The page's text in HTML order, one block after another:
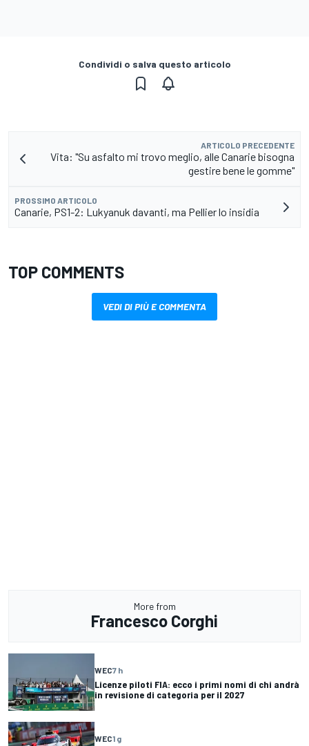
Condividi o salva questo articolo
ARTICOLO PRECEDENTE
Vita: "Su asfalto mi trovo meglio, alle Canarie bisogna
gestire bene le gomme"
PROSSIMO ARTICOLO
Canarie, PS1-2: Lukyanuk davanti, ma Pellier lo insidia
TOP COMMENTS
VEDI DI PIÙ E COMMENTA
More from
Francesco Corghi
WEC7 h
Licenze piloti FIA: ecco i primi nomi di chi andrà
in revisione di categoria per il 2027
WEC1 g